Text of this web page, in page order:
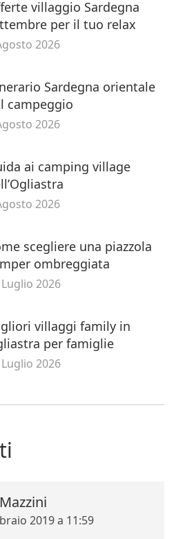
villaggio Sardegna
per il tuo relax
2026
Sardegna orientale
campeggio
2026
ai camping village
2026
scegliere una piazzola
ombreggiata
2026
villaggi family in
per famiglie
2026
2019 a 11:59